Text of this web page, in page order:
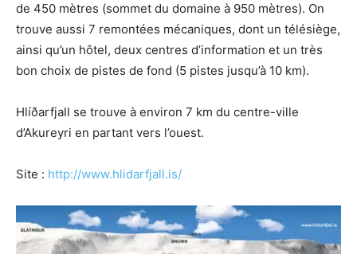
de 450 mètres (sommet du domaine à 950 mètres). On
trouve aussi 7 remontées mécaniques, dont un télésiège,
ainsi qu’un hôtel, deux centres d’information et un très
bon choix de pistes de fond (5 pistes jusqu’à 10 km).
Hlíðarfjall se trouve à environ 7 km du centre-ville
d’Akureyri en partant vers l’ouest.
Site : http://www.hlidarfjall.is/